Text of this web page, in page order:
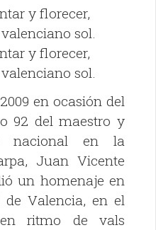
y florecer,
sol.
y florecer,
sol.
en ocasión del
92 del maestro y
nacional en la
Juan Vicente
un homenaje en
Valencia, en el
ritmo de vals